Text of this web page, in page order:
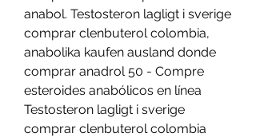
anabol. Testosteron lagligt i sverige
comprar clenbuterol colombia,
anabolika kaufen ausland donde
comprar anadrol 50 - Compre
esteroides anabólicos en línea
Testosteron lagligt i sverige
comprar clenbuterol colombia